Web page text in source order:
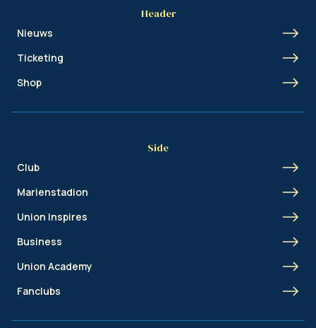
Header
Nieuws
Ticketing
Shop
Side
Club
Marienstadion
Union Inspires
Business
Union Academy
Fanclubs